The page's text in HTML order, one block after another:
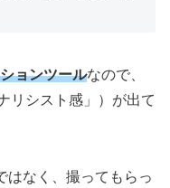
ョンツールなので、
リシスト感」）が出て
はなく、撮ってもらっ